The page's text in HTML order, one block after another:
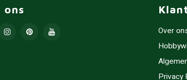
ons
Over
Privacy